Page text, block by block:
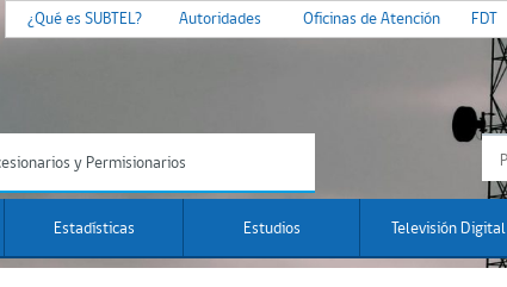
¿Qué es SUBTEL? Autoridades Oficinas de Atención FDT
y Permisionarios
Estadísticas Estudios Televisión Digital